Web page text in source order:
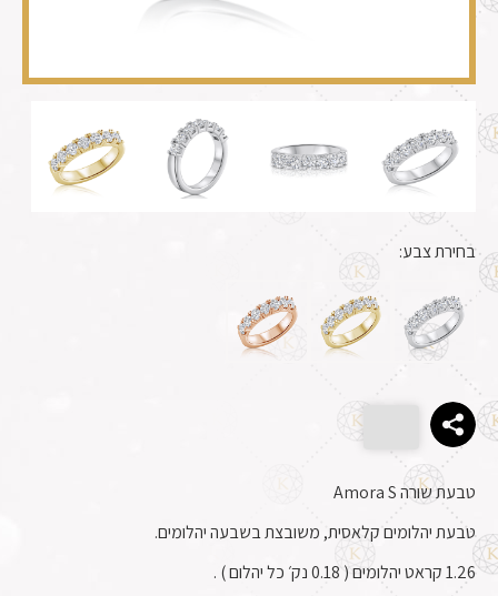
בחירת צבע:
טבעת שורה Amora S
טבעת יהלומים קלאסית, משובצת בשבעה יהלומים.
1.26 קראט יהלומים ( 0.18 נק׳ כל יהלום ) .